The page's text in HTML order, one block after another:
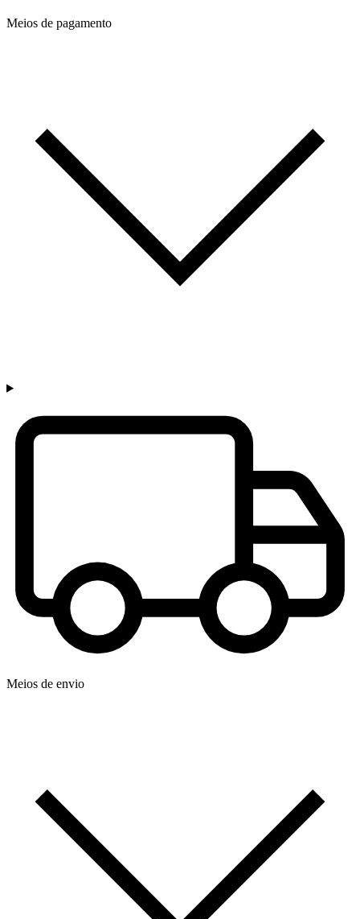
Meios de pagamento
Meios de envio